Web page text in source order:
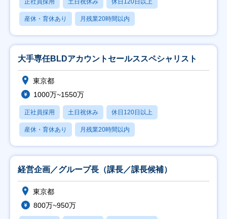
正社員採用 土日祝休み 休日120日以上
産休・育休あり 月残業20時間以内
大手専任BLDアカウントセールススペシャリスト
東京都
1000万~1550万
正社員採用 土日祝休み 休日120日以上
産休・育休あり 月残業20時間以内
経営企画／グループ長（課長／課長候補）
東京都
800万~950万